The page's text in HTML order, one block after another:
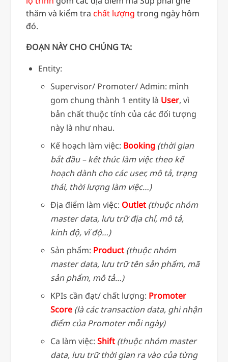
thăm và kiểm tra chất lượng trong ngày hôm
đó.
ĐOẠN NÀY CHO CHÚNG TA:
Entity:
Supervisor/ Promoter/ Admin: mình
gom chung thành 1 entity là User, vì
bản chất thuộc tính của các đối tượng
này là như nhau.
Kế hoạch làm việc: Booking (thời gian
bắt đầu – kết thúc làm việc theo kế
hoạch dành cho các user, mô tả, trạng
thái, thời lượng làm việc…)
Địa điểm làm việc: Outlet (thuộc nhóm
master data, lưu trữ địa chỉ, mô tả,
kinh độ, vĩ độ…)
Sản phẩm: Product (thuộc nhóm
master data, lưu trữ tên sản phẩm, mã
sản phẩm, mô tả…)
KPIs cần đạt/ chất lượng: Promoter
Score (là các transaction data, ghi nhận
điểm của Promoter mỗi ngày)
Ca làm việc: Shift (thuộc nhóm master
data, lưu trữ thời gian ra vào của từng